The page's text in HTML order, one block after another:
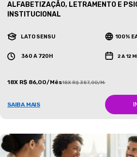
ALFABETIZAÇÃO, LETRAMENTO E
INSTITUCIONAL
LATO SENSU 100%
360 A 720H 2 A 12
18X R$ 86,00/Mês18X R$ 387,00/Mês
SAIBA MAIS